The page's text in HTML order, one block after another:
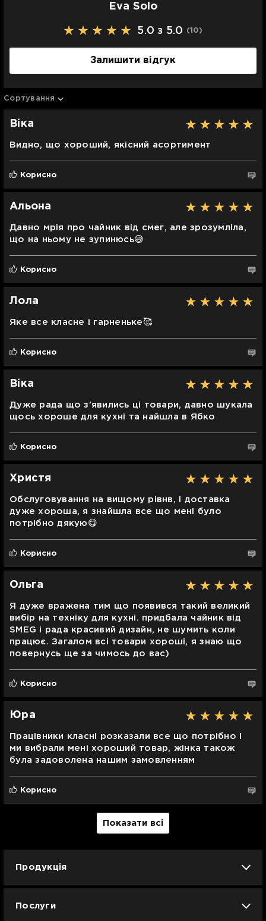
Eva Solo
5.0 з 5.0 (10)
Залишити відгук
Сортування
Віка
Видно, що хороший, якісний асортимент
Корисно
Альона
Давно мрія про чайник від смег, але зрозумліла,
що на ньому не зупинюсь😅
Корисно
Лола
Яке все класне і гарненьке🥰
Корисно
Віка
Дуже рада що з'явились ці товари, давно шукала
щось хороше для кухні та найшла в Ябко
Корисно
Христя
Обслуговування на вищому рівнв, і доставка
дуже хороша, я знайшла все що мені було
потрібно дякую😋
Корисно
Ольга
Я дуже вражена тим що появився такий великий
вибір на техніку для кухні. придбала чайник від
SMEG і рада красивий дизайн, не шумить коли
працює. Загалом всі товари хороші, я знаю що
повернусь ще за чимось до вас)
Корисно
Юра
Працівники класні розказали все що потрібно і
ми вибрали мені хороший товар, жінка також
була задоволена нашим замовленням
Корисно
Показати всі
Продукція
Послуги